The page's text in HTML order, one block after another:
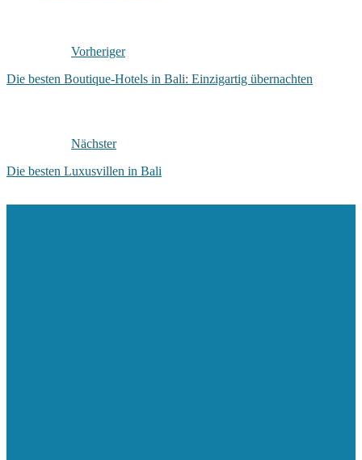
Vorheriger
Die besten Boutique-Hotels in Bali: Einzigartig übernachten
Nächster
Die besten Luxusvillen in Bali